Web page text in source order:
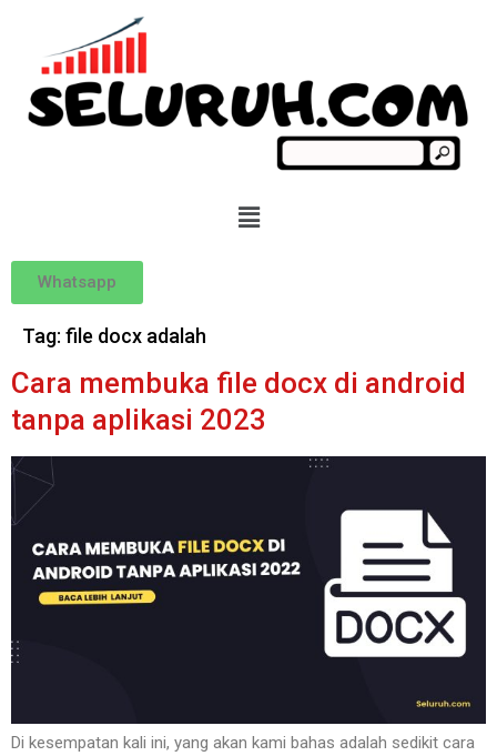
Whatsapp
Tag: file docx adalah
Cara membuka file docx di android
tanpa aplikasi 2023
Di kesempatan kali ini, yang akan kami bahas adalah sedikit cara